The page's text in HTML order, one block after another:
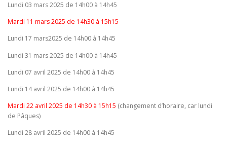
Lundi 03 mars 2025 de 14h00 à 14h45
Mardi 11 mars 2025 de 14h30 à 15h15
Lundi 17 mars2025 de 14h00 à 14h45
Lundi 31 mars 2025 de 14h00 à 14h45
Lundi 07 avril 2025 de 14h00 à 14h45
Lundi 14 avril 2025 de 14h00 à 14h45
Mardi 22 avril 2025 de 14h30 à 15h15 (changement d’horaire, car lundi
de Pâques)
Lundi 28 avril 2025 de 14h00 à 14h45